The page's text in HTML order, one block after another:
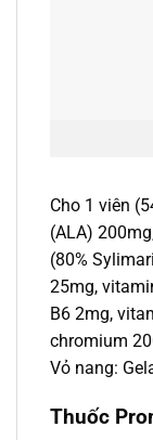
Cho 1 viên
(ALA)
(80%
25mg,
B6 2mg,
chromium
Vỏ nang:
Thuốc